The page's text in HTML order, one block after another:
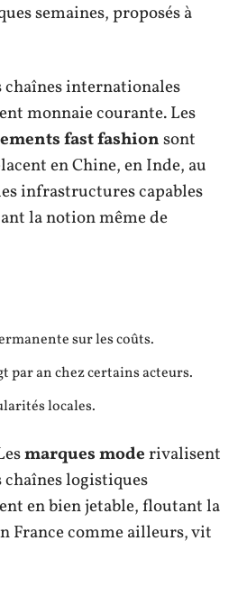
semaines, proposés à
chaînes internationales
monnaie courante. Les
fast fashionsont
en Chine, en Inde, au
infrastructures capables
la notion même de
sur les coûts.
par an chez certains acteurs.
locales.
marques moderivalisent
logistiques
en bien jetable, floutant la
France comme ailleurs, vit